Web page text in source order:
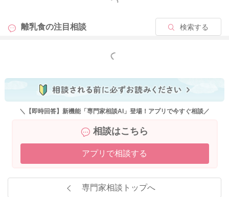
離乳食の注目相談 検索する
もっと見る
＼【即時回答】新機能「専門家相談AI」登場！アプリで今すぐ相談／
相談はこちら
アプリで相談する
専門家相談トップへ